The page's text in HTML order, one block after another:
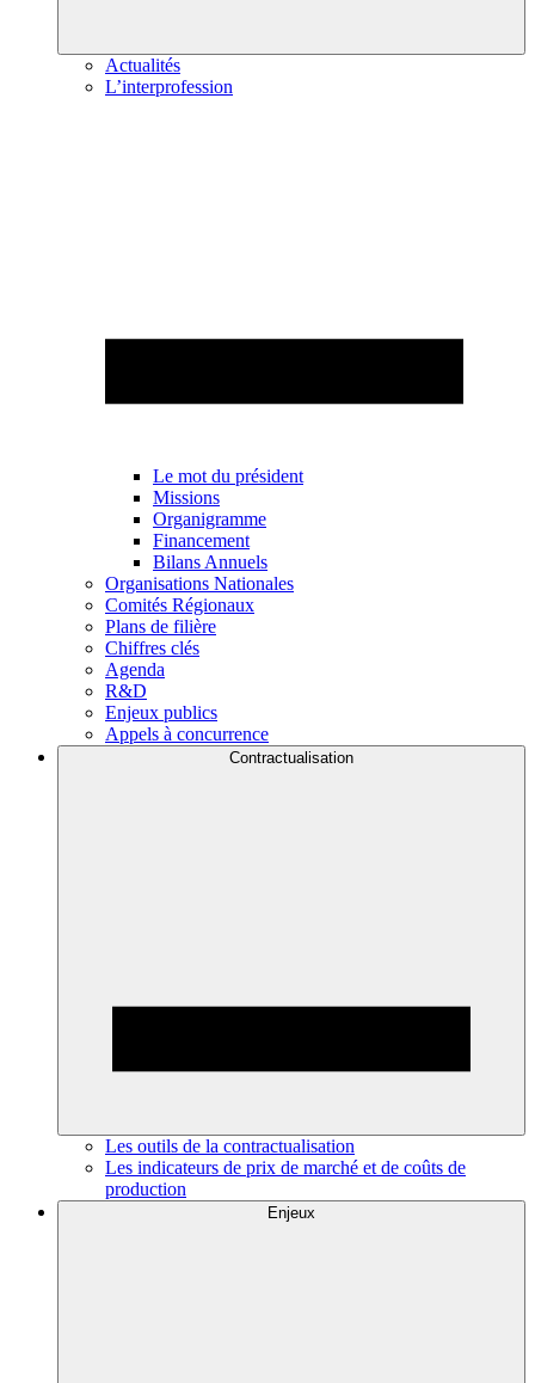
Actualités
L’interprofession
Le mot du président
Missions
Organigramme
Financement
Bilans Annuels
Organisations Nationales
Comités Régionaux
Plans de filière
Chiffres clés
Agenda
R&D
Enjeux publics
Appels à concurrence
Contractualisation
Les outils de la contractualisation
Les indicateurs de prix de marché et de coûts de
production
Enjeux